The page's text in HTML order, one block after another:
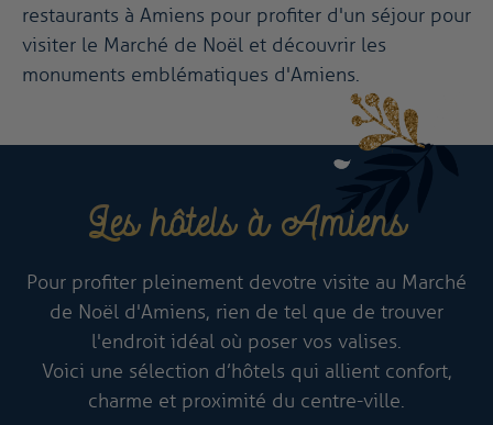
restaurants à Amiens pour profiter d'un séjour pour
visiter le Marché de Noël et découvrir les
monuments emblématiques d'Amiens.
Les hôtels à Amiens
Pour profiter pleinement de votre visite au Marché
de Noël d'Amiens, rien de tel que de trouver
l'endroit idéal où poser vos valises.
Voici une sélection d’hôtels qui allient confort,
charme et proximité du centre-ville.